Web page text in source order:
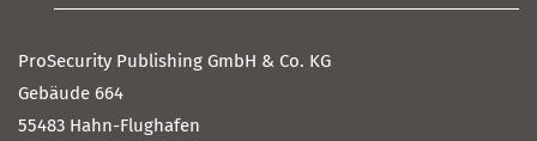
ProSecurity Publishing GmbH & Co. KG
Gebäude 664
55483 Hahn-Flughafen